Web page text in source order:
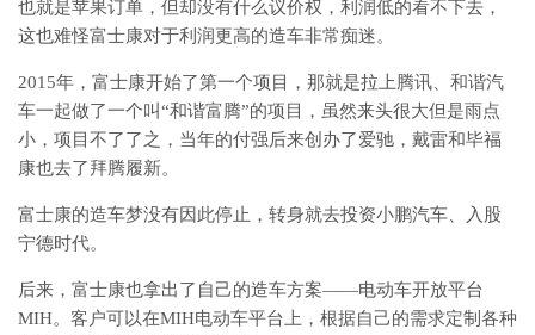
也就是苹果订单，但却没有什么议价权，利润低的看不下去，
这也难怪富士康对于利润更高的造车非常痴迷。
2015年，富士康开始了第一个项目，那就是拉上腾讯、和谐汽
车一起做了一个叫“和谐富腾”的项目，虽然来头很大但是雨点
小，项目不了了之，当年的付强后来创办了爱驰，戴雷和毕福
康也去了拜腾履新。
富士康的造车梦没有因此停止，转身就去投资小鹏汽车、入股
宁德时代。
后来，富士康也拿出了自己的造车方案——电动车开放平台
MIH。客户可以在MIH电动车平台上，根据自己的需求定制各种